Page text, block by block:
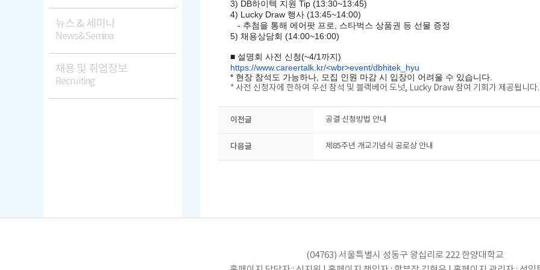
뉴스 & 세미나
News&Semina
채용 및 취업정보
Recruiting
3) DB하이텍 지원 Tip (13:30~13:45)
4) Lucky Draw 행사 (13:45~14:00)
- 추첨을 통해 에어팟 프로, 스타벅스 상품권 등 선물 증정
5) 채용상담회 (14:00~16:00)
■ 설명회 사전 신청(~4/1까지)
https://www.careertalk.kr/<wbr>event/dbhitek_hyu
* 현장 참석도 가능하나, 모집 인원 마감 시 입장이 어려울 수 있습니다.
* 사전 신청자에 한하여 우선 참석 및 블랙베어 도넛, Lucky Draw 참여 기회가 제공됩니다.
이전글 공결 신청방법 안내
다음글 제85주년 개교기념식 공로상 안내
(04763) 서울특별시 성동구 왕십리로 222 한양대학교